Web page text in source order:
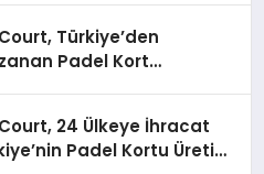
Türkiye’den
Padel Kort
24 Ülkeye İhracat
Padel Kortu Üretim